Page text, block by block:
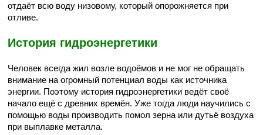
отдаёт всю воду низовому, который опорожняется при
отливе.
История гидроэнергетики
Человек всегда жил возле водоёмов и не мог не обращать
внимание на огромный потенциал воды как источника
энергии. Поэтому история гидроэнергетики ведёт своё
начало ещё с древних времён. Уже тогда люди научились с
помощью воды производить помол зерна или дутьё воздуха
при выплавке металла.